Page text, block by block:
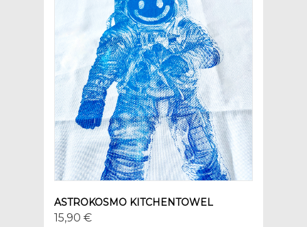
ASTROKOSMO KITCHENTOWEL
15,90 €